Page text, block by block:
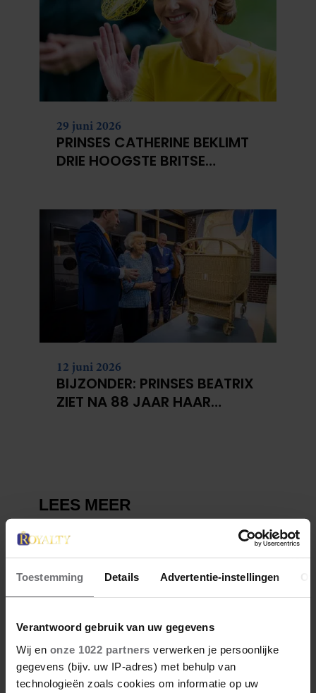
Toestemming Details Advertentie-instellingen
Verantwoord gebruik van uw gegevens
Wij en onze 1022 partners verwerken je persoonlijke
gegevens (bijv. uw IP-adres) met behulp van
technologieën zoals cookies om informatie op uw
29 juni 2026
PRINSES CATHERINE BEKLIMT
DRIE HOOGSTE BRITSE
12 juni 2026
BIJZONDER: PRINSES BEATRIX
ZIET NA 88 JAAR HAAR